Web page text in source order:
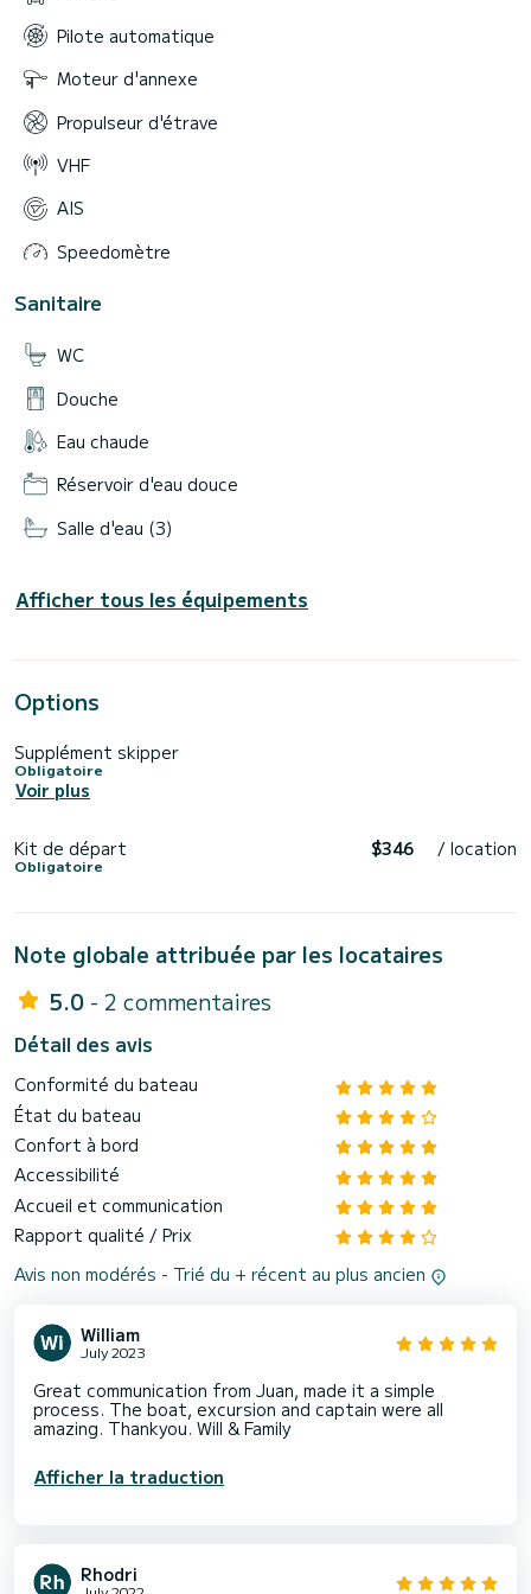
Pilote automatique
Moteur d'annexe
Propulseur d'étrave
VHF
AIS
Speedomètre
Sanitaire
WC
Douche
Eau chaude
Réservoir d'eau douce
Salle d'eau (3)
Afficher tous les équipements
Options
Supplément skipper
Obligatoire
Voir plus
Kit de départ
Obligatoire
$346 / location
Note globale attribuée par les locataires
5.0 - 2 commentaires
Détail des avis
Conformité du bateau
État du bateau
Confort à bord
Accessibilité
Accueil et communication
Rapport qualité / Prix
Avis non modérés - Trié du + récent au plus ancien
William
July 2023
Great communication from Juan, made it a simple
process. The boat, excursion and captain were all
amazing. Thankyou. Will & Family
Afficher la traduction
Rhodri